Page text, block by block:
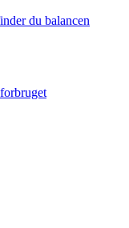
du balancen